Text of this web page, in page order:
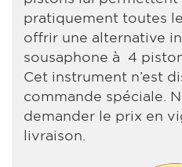
pratiquement toutes
offrir une alternative
sousaphone à 4
Cet instrument n’est
commande spéciale.
demander le prix en
livraison.